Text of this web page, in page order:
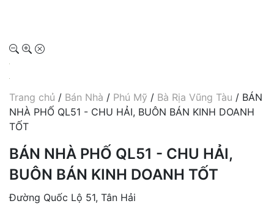
Trang chủ / Bán Nhà / Phú Mỹ / Bà Rịa Vũng Tàu / BÁN
NHÀ PHỐ QL51 - CHU HẢI, BUÔN BÁN KINH DOANH
TỐT
BÁN NHÀ PHỐ QL51 - CHU HẢI,
BUÔN BÁN KINH DOANH TỐT
Đường Quốc Lộ 51, Tân Hải